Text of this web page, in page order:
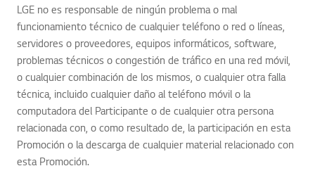
LGE no es responsable de ningún problema o mal
funcionamiento técnico de cualquier teléfono o red o líneas,
servidores o proveedores, equipos informáticos, software,
problemas técnicos o congestión de tráfico en una red móvil,
o cualquier combinación de los mismos, o cualquier otra falla
técnica, incluido cualquier daño al teléfono móvil o la
computadora del Participante o de cualquier otra persona
relacionada con, o como resultado de, la participación en esta
Promoción o la descarga de cualquier material relacionado con
esta Promoción.